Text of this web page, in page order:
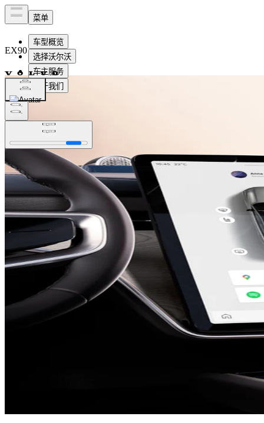
EX90 纯电动
概览
功能
预约试驾​
预约试驾​
即刻订购